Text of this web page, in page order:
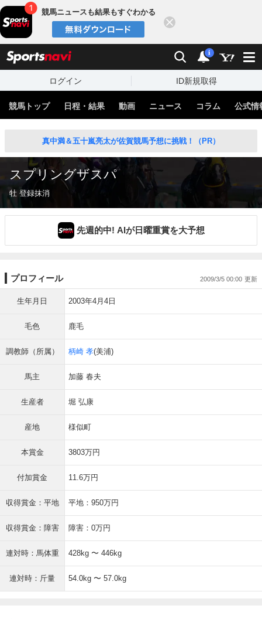
競馬ニュースも結果もすぐわかる
検索 通知
i
ログイン ID新規取得
競馬トップ 日程・結果 動画 ニュース コラム 公式情
真中満＆五十嵐亮太が佐賀競馬予想に挑戦！（PR）
スプリングザスパ
牡 登録抹消
先週的中! AIが日曜重賞を大予想
プロフィール 2009/3/5 00:00
生年月日 2003年4月4日
毛色 鹿毛
調教師（所属） 柄崎 孝(美浦)
馬主 加藤 春夫
生産者 堀 弘康
産地 様似町
本賞金 3803万円
付加賞金 11.6万円
収得賞金：平地 平地：950万円
収得賞金：障害 障害：0万円
連対時：馬体重 428kg 〜 446kg
連対時：斤量 54.0kg 〜 57.0kg